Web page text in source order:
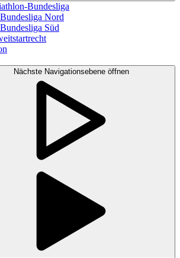
Bundesliga
Nord
Süd
Nächste Navigationsebene öffnen